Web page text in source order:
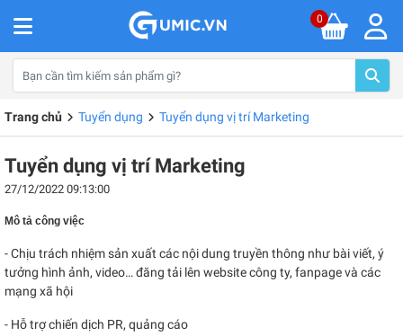
0
Trang chủ Tuyển dụng Tuyển dụng vị trí Marketing
Tuyển dụng vị trí Marketing
27/12/2022 09:13:00
Mô tả công việc
- Chịu trách nhiệm sản xuất các nội dung truyền thông như bài viết, ý
tưởng hình ảnh, video… đăng tải lên website công ty, fanpage và các
mạng xã hội
- Hỗ trợ chiến dịch PR, quảng cáo